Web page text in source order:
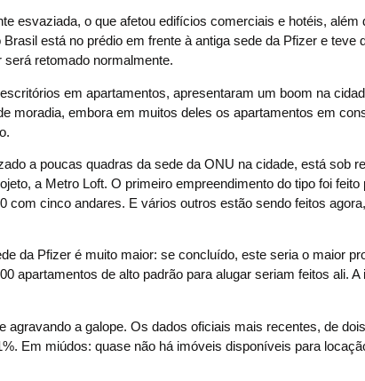
esvaziada, o que afetou edifícios comerciais e hotéis,
está no prédio em frente à antiga sede da Pfizer e
retomado normalmente.
em apartamentos, apresentaram um boom na
moradia, embora em muitos deles os apartamentos em
a poucas quadras da sede da ONU na cidade, está sob
a Metro Loft. O primeiro empreendimento do tipo foi
com cinco andares. E vários outros estão sendo feitos
da Pfizer é muito maior: se concluído, este seria o maior
apartamentos de alto padrão para alugar seriam feitos ali.
agravando a galope. Os dados oficiais mais recentes, de
Em miúdos: quase não há imóveis disponíveis para